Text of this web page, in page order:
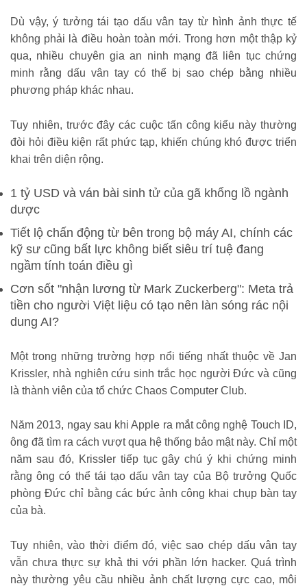
Dù vậy, ý tưởng tái tạo dấu vân tay từ hình ảnh thực tế
không phải là điều hoàn toàn mới. Trong hơn một thập kỷ
qua, nhiều chuyên gia an ninh mạng đã liên tục chứng
minh rằng dấu vân tay có thể bị sao chép bằng nhiều
phương pháp khác nhau.
Tuy nhiên, trước đây các cuộc tấn công kiểu này thường
đòi hỏi điều kiện rất phức tạp, khiến chúng khó được triển
khai trên diện rộng.
1 tỷ USD và ván bài sinh tử của gã khổng lồ ngành
dược
Tiết lộ chấn động từ bên trong bộ máy AI, chính các
kỹ sư cũng bất lực không biết siêu trí tuệ đang
ngầm tính toán điều gì
Cơn sốt "nhận lương từ Mark Zuckerberg": Meta trả
tiền cho người Việt liệu có tạo nên làn sóng rác nội
dung AI?
Một trong những trường hợp nổi tiếng nhất thuộc về Jan
Krissler, nhà nghiên cứu sinh trắc học người Đức và cũng
là thành viên của tổ chức Chaos Computer Club.
Năm 2013, ngay sau khi Apple ra mắt công nghệ Touch ID,
ông đã tìm ra cách vượt qua hệ thống bảo mật này. Chỉ một
năm sau đó, Krissler tiếp tục gây chú ý khi chứng minh
rằng ông có thể tái tạo dấu vân tay của Bộ trưởng Quốc
phòng Đức chỉ bằng các bức ảnh công khai chụp bàn tay
của bà.
Tuy nhiên, vào thời điểm đó, việc sao chép dấu vân tay
vẫn chưa thực sự khả thi với phần lớn hacker. Quá trình
này thường yêu cầu nhiều ảnh chất lượng cực cao, môi